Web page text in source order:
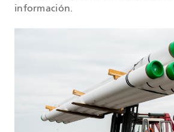
información.